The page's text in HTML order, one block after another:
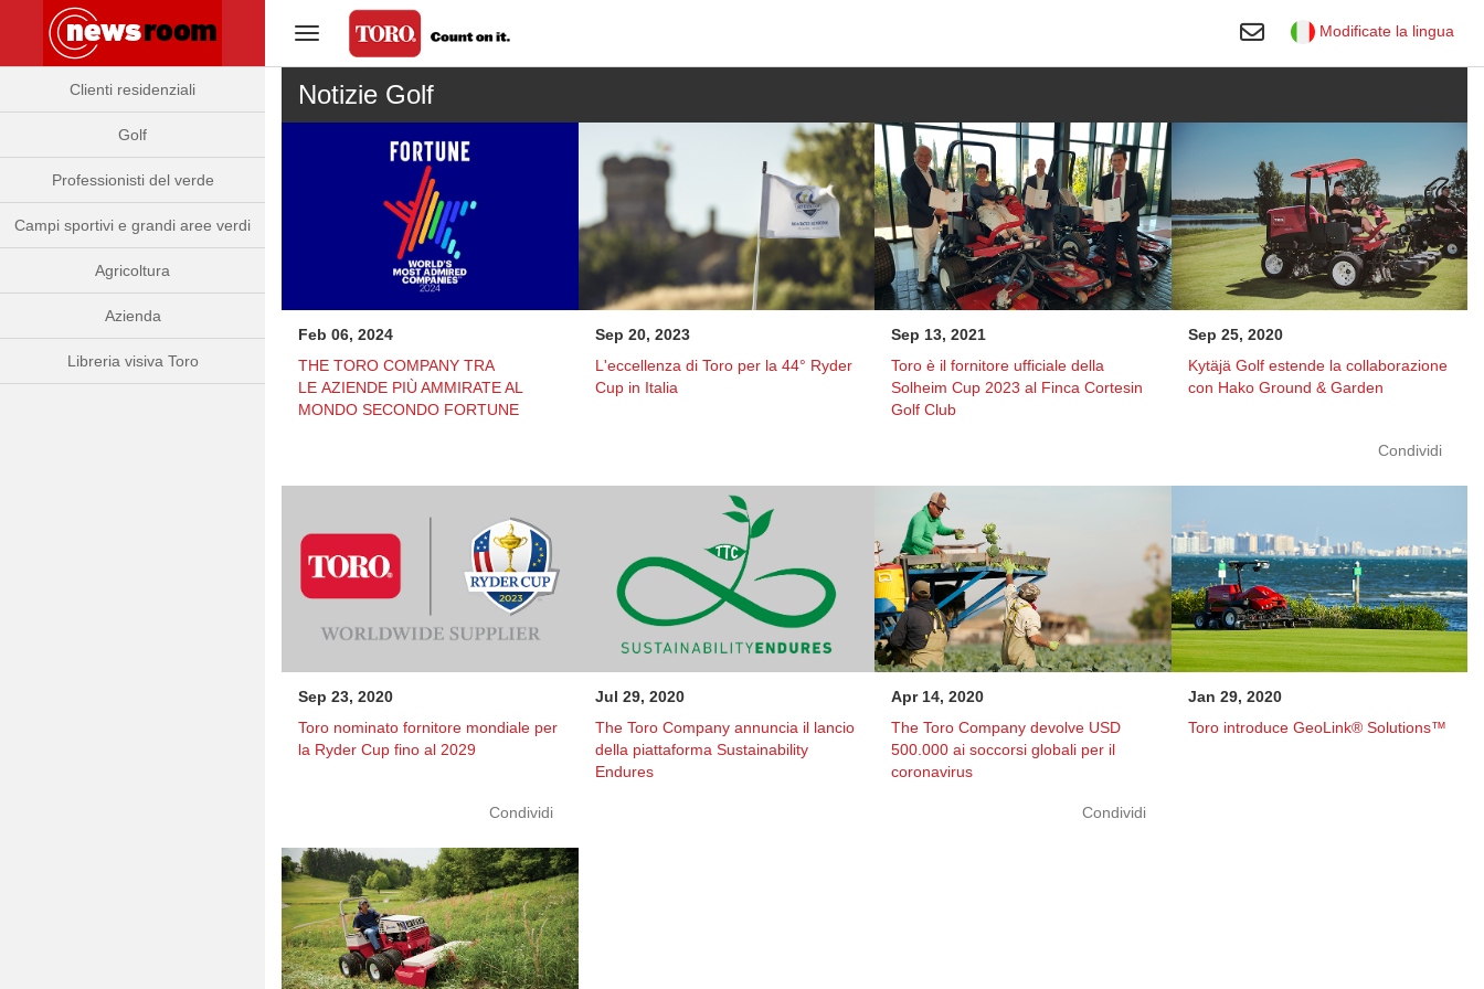
Clienti residenziali
Golf
Professionisti del verde
Campi sportivi e grandi aree verdi
Agricoltura
Azienda
Libreria visiva Toro
Commutazione navigazione Modificate la lingua
Commutazione ricerca
Notizie Golf
Feb 06, 2024
THE TORO COMPANY TRA
LE AZIENDE PIÙ AMMIRATE AL
MONDO SECONDO FORTUNE
Sep 20, 2023
L'eccellenza di Toro per la 44° Ryder
Cup in Italia
Sep 13, 2021
Toro è il fornitore ufficiale della
Solheim Cup 2023 al Finca Cortesin
Golf Club
Sep 25, 2020
Kytäjä Golf estende la collaborazione
con Hako Ground & Garden
Condividi
Sep 23, 2020
Toro nominato fornitore mondiale per
la Ryder Cup fino al 2029
Condividi
Jul 29, 2020
The Toro Company annuncia il lancio
della piattaforma Sustainability
Endures
Apr 14, 2020
The Toro Company devolve USD
500.000 ai soccorsi globali per il
coronavirus
Condividi
Jan 29, 2020
Toro introduce GeoLink® Solutions™